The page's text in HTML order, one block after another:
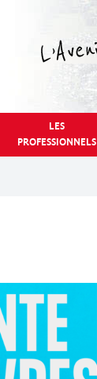
LES
PROFESSIONNELS